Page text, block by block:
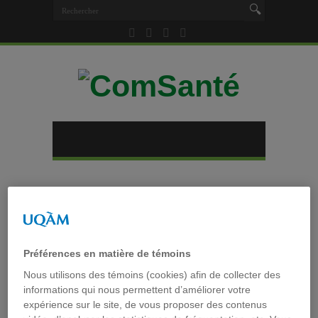
intelligent
Préférences en matière de témoins
Nous utilisons des témoins (cookies) afin de collecter des
informations qui nous permettent d’améliorer votre
expérience sur le site, de vous proposer des contenus